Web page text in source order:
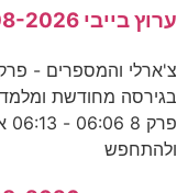
ערוץ בייבי 06-08-2026
בגירסה מחודשת
ולהתחפש